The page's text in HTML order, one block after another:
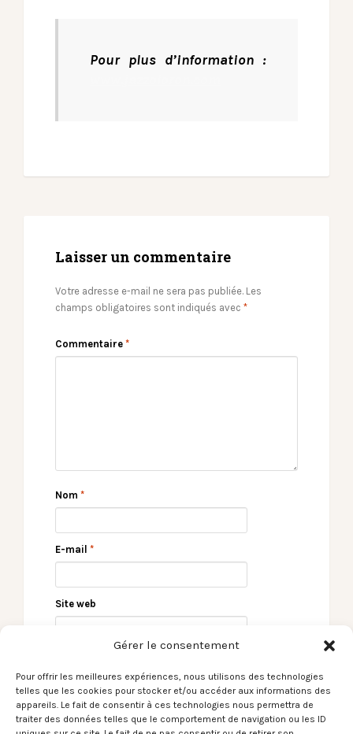
Gérer le consentement
Pour offrir les meilleures expériences, nous utilisons des technologies
telles que les cookies pour stocker et/ou accéder aux informations des
appareils. Le fait de consentir à ces technologies nous permettra de
traiter des données telles que le comportement de navigation ou les ID
Pour plus d’information :
Laisser un commentaire
Votre adresse e-mail ne sera pas publiée. Les
champs obligatoires sont indiqués avec *
Commentaire *
Nom *
E-mail *
Site web